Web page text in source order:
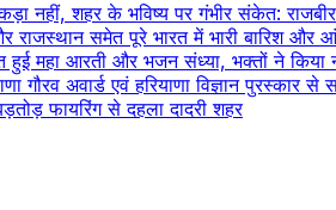
नहीं, शहर के भविष्य पर गंभीर संकेत: राजबीर
समेत पूरे भारत में भारी बारिश और
हुई महा आरती और भजन संध्या, भक्तों ने किया
गौरव अवार्ड एवं हरियाणा विज्ञान पुरस्कार से
फायरिंग से दहला दादरी शहर